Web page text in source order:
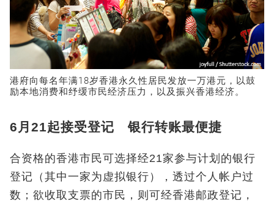
港府向每名年满18岁香港永久性居民发放一万港元，以鼓
励本地消费和纾缓市民经济压力，以及振兴香港经济。
6月21起接受登记 银行转账最便捷
合资格的香港市民可选择经21家参与计划的银行
登记（其中一家为虚拟银行），透过个人帐户过
数；欲收取支票的市民，则可经香港邮政登记，